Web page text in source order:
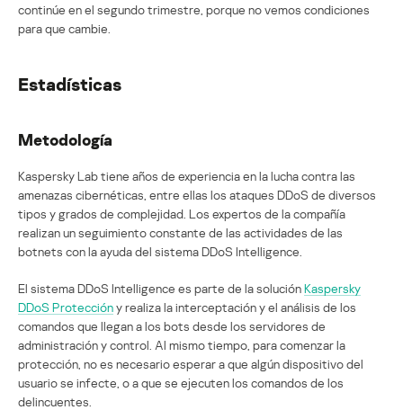
continúe en el segundo trimestre, porque no vemos condiciones
para que cambie.
Estadísticas
Metodología
Kaspersky Lab tiene años de experiencia en la lucha contra las
amenazas cibernéticas, entre ellas los ataques DDoS de diversos
tipos y grados de complejidad. Los expertos de la compañía
realizan un seguimiento constante de las actividades de las
botnets con la ayuda del sistema DDoS Intelligence.
El sistema DDoS Intelligence es parte de la soluciónKaspersky
DDoS Proteccióny realiza la interceptación y el análisis de los
comandos que llegan a los bots desde los servidores de
administración y control. Al mismo tiempo, para comenzar la
protección, no es necesario esperar a que algún dispositivo del
usuario se infecte, o a que se ejecuten los comandos de los
delincuentes.